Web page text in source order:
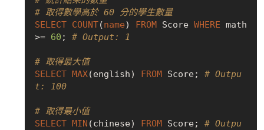
# 取得數學高於 60 分的學生數量
SELECT COUNT(name) FROM Score WHERE math
>= 60 ; # Output: 1
# 取得最大值
SELECT MAX(english) FROM Score; # Outpu
t: 100
# 取得最小值
SELECT MIN (chinese) FROM Score; # Outpu